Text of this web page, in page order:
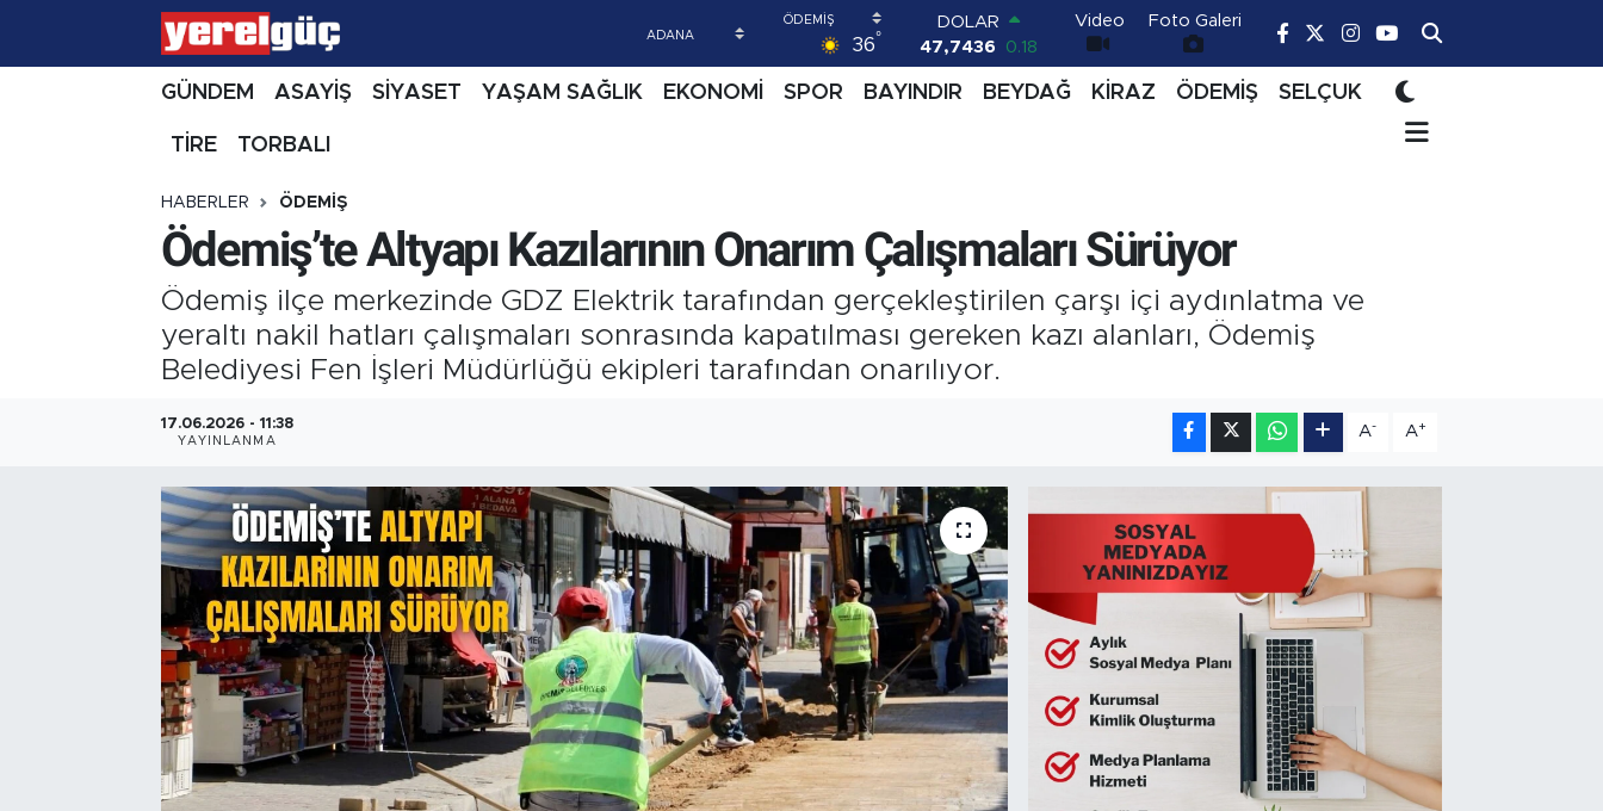
36°
DOLAR
47,7436
0.18
EURO
55,2510 0.32
13.779
-14
BITCOIN
64.944,08 -0.18
Video Foto Galeri
GÜNDEM ASAYİŞ SİYASET YAŞAM SAĞLIK EKONOMİ SPOR BAYINDIR BEYDAĞ KİRAZ ÖDEMİŞ SELÇUK
TİRE TORBALI
HABERLER ÖDEMİŞ
Ödemiş’te Altyapı Kazılarının Onarım Çalışmaları Sürüyor
Ödemiş ilçe merkezinde GDZ Elektrik tarafından gerçekleştirilen çarşı içi aydınlatma ve
yeraltı nakil hatları çalışmaları sonrasında kapatılması gereken kazı alanları, Ödemiş
Belediyesi Fen İşleri Müdürlüğü ekipleri tarafından onarılıyor.
17.06.2026 - 11:38
YAYINLANMA
A- A+